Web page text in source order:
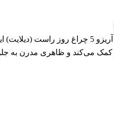
چراغ روز راست (دیلایت) آریزو 5 چراغ
کمک می‌کند و ظاهری مدرن به